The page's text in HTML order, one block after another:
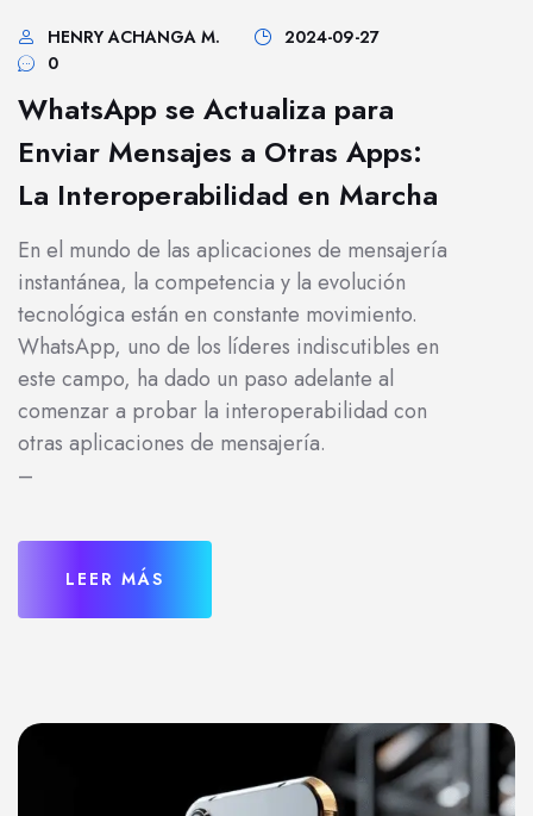
HENRY ACHANGA M.
2024-09-27
0
WhatsApp se Actualiza para
Enviar Mensajes a Otras Apps:
La Interoperabilidad en Marcha
En el mundo de las aplicaciones de mensajería
instantánea, la competencia y la evolución
tecnológica están en constante movimiento.
WhatsApp, uno de los líderes indiscutibles en
este campo, ha dado un paso adelante al
comenzar a probar la interoperabilidad con
otras aplicaciones de mensajería.
–
LEER MÁS